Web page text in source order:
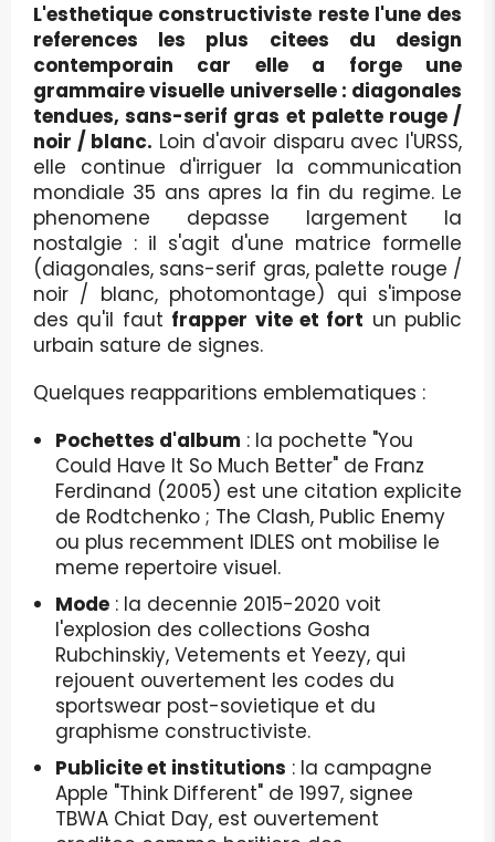
L'esthetique constructiviste reste l'une des
references les plus citees du design
contemporain car elle a forge une
grammaire visuelle universelle : diagonales
tendues, sans-serif gras et palette rouge /
noir / blanc. Loin d'avoir disparu avec l'URSS,
elle continue d'irriguer la communication
mondiale 35 ans apres la fin du regime. Le
phenomene depasse largement la
nostalgie : il s'agit d'une matrice formelle
(diagonales, sans-serif gras, palette rouge /
noir / blanc, photomontage) qui s'impose
des qu'il faut frapper vite et fort un public
urbain sature de signes.
Quelques reapparitions emblematiques :
Pochettes d'album : la pochette "You
Could Have It So Much Better" de Franz
Ferdinand (2005) est une citation explicite
de Rodtchenko ; The Clash, Public Enemy
ou plus recemment IDLES ont mobilise le
meme repertoire visuel.
Mode : la decennie 2015-2020 voit
l'explosion des collections Gosha
Rubchinskiy, Vetements et Yeezy, qui
rejouent ouvertement les codes du
sportswear post-sovietique et du
graphisme constructiviste.
Publicite et institutions : la campagne
Apple "Think Different" de 1997, signee
TBWA Chiat Day, est ouvertement